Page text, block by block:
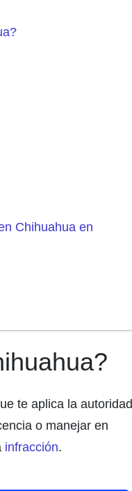
Chihuahua en
te aplica la autoridad
o manejar en
infracción.